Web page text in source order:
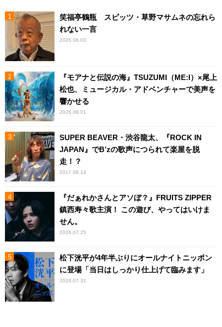
笑福亭鶴瓶 スピッツ・草野マサムネの忘れら
れない一言
2026.08.03
『モアナと伝説の海』TSUZUMI（ME:I）×尾上
松也、ミュージカル・アドベンチャーで美声を
響かせる
2026.08.01
SUPER BEAVER・渋谷龍太、『ROCK IN
JAPAN』でB’zの歌声につられて楽屋を脱
走！？
2017.08.14
『だぁれかさんとアソぼ？』FRUITS ZIPPER
鎮西寿々歌主演！ この遊び、やってはいけま
せん。
2026.07.25
松下洸平が4年半ぶりにオールナイトニッポン
に登場「当日はしっかり仕上げて臨みます」
2026.07.31